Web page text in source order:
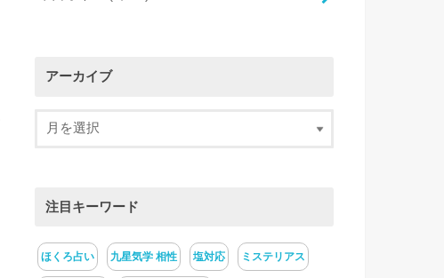
アーカイブ
注目キーワード
ほくろ占い 九星気学 相性 塩対応 ミステリアス